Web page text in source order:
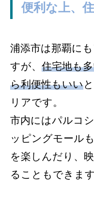
便利な上、
浦添市は那覇に
すが、 住宅地も
ら利便性もいい
リアです。
市内にはパルコ
ッピングモール
を楽しんだり、
ることもできます